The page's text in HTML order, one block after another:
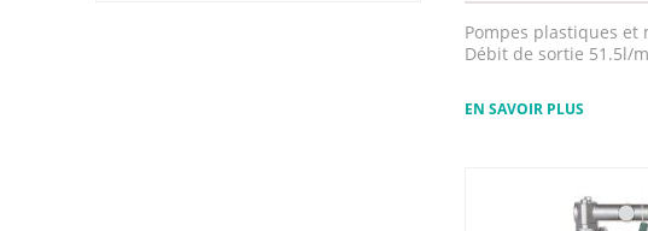
Pompes plastiques et
Débit de sortie 51.5l/
EN SAVOIR PLUS